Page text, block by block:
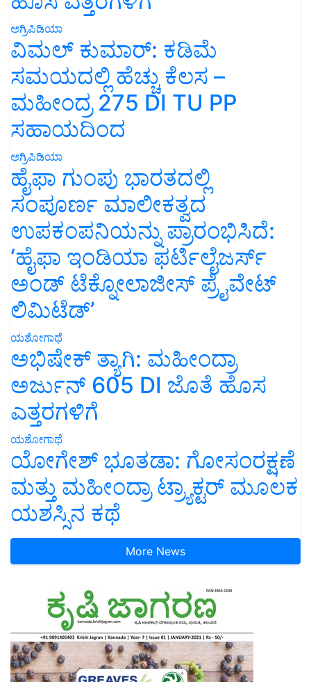
ಅಗ್ರಿಪಿಡಿಯಾ
ವಿಮಲ್ ಕುಮಾರ್: ಕಡಿಮೆ
ಸಮಯದಲ್ಲಿ ಹೆಚ್ಚು ಕೆಲಸ –
ಮಹೀಂದ್ರ 275 DI TU PP
ಸಹಾಯದಿಂದ
ಅಗ್ರಿಪಿಡಿಯಾ
ಹೈಫಾ ಗುಂಪು ಭಾರತದಲ್ಲಿ
ಸಂಪೂರ್ಣ ಮಾಲೀಕತ್ವದ
ಉಪಕಂಪನಿಯನ್ನು ಪ್ರಾರಂಭಿಸಿದೆ:
‘ಹೈಫಾ ಇಂಡಿಯಾ ಫರ್ಟಿಲೈಜರ್ಸ್
ಅಂಡ್ ಟೆಕ್ನೋಲಾಜೀಸ್ ಪ್ರೈವೇಟ್
ಲಿಮಿಟೆಡ್’
ಯಶೋಗಾಥೆ
ಅಭಿಷೇಕ್ ತ್ಯಾಗಿ: ಮಹೀಂದ್ರಾ
ಅರ್ಜುನ್ 605 DI ಜೊತೆ ಹೊಸ
ಎತ್ತರಗಳಿಗೆ
ಯಶೋಗಾಥೆ
ಯೋಗೇಶ್ ಭೂತಡಾ: ಗೋಸಂರಕ್ಷಣೆ
ಮತ್ತು ಮಹೀಂದ್ರಾ ಟ್ರ್ಯಾಕ್ಟರ್ ಮೂಲಕ
ಯಶಸ್ಸಿನ ಕಥೆ
More News